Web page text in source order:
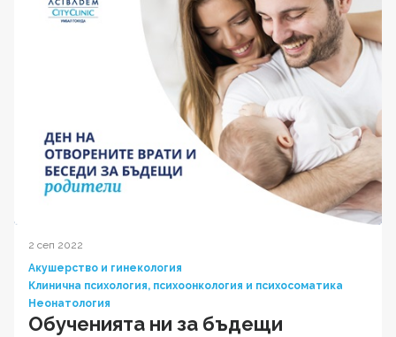
2 сеп 2022
Акушерство и гинекология
Клинична психология, психоонкология и психосоматика
Неонатология
Обученията ни за бъдещи